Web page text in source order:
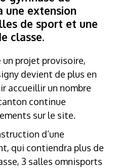
une extension
de sport et une
classe.
projet provisoire,
devient de plus en
accueillir un nombre
continue
sur le site.
d’une
qui contiendra plus de
3 salles omnisports